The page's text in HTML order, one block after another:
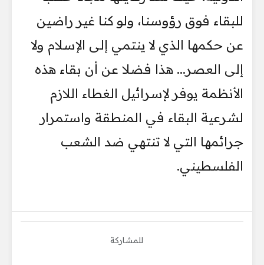
للبقاء فوق رؤوسنا، ولو كنا غير راضين
عن حكمها الذي لا ينتمي إلى الإسلام ولا
إلى العصر... هذا فضلا عن أن بقاء هذه
الأنظمة يوفر لإسرائيل الغطاء اللازم
لشرعية البقاء في المنطقة واستمرار
جرائمها التي لا تنتهي ضد الشعب
الفلسطيني.
للمشاركة